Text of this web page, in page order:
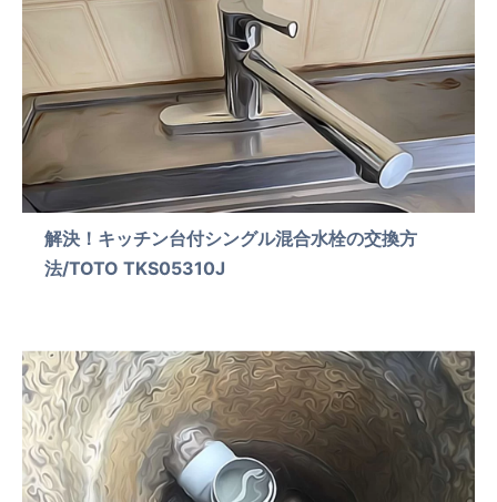
解決！キッチン台付シングル混合水栓の交換方
法/TOTO TKS05310J